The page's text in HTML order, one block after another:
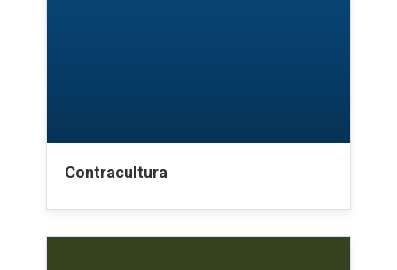
Contracultura